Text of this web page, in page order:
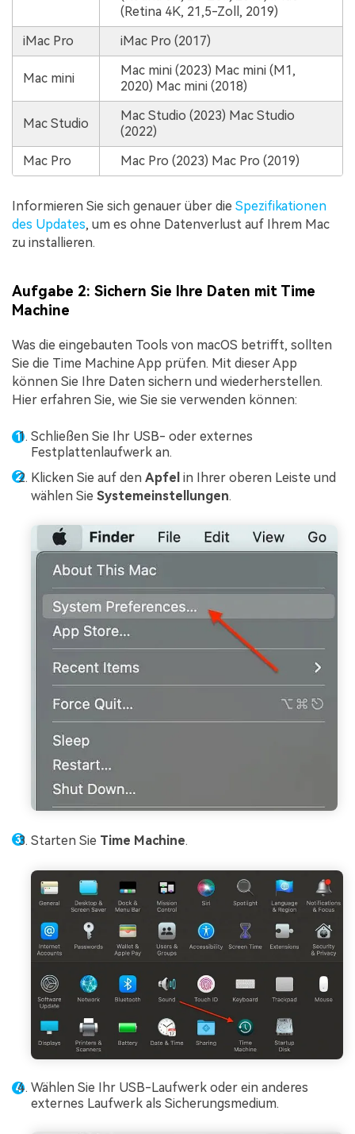
(Retina 4K, 21,5-Zoll, 2019)
iMac Pro
iMac Pro (2017)
Mac mini
Mac mini (2023) Mac mini (M1,
2020) Mac mini (2018)
Mac Studio
Mac Studio (2023) Mac Studio
(2022)
Mac Pro
Mac Pro (2023) Mac Pro (2019)
Informieren Sie sich genauer über die Spezifikationen
des Updates, um es ohne Datenverlust auf Ihrem Mac
zu installieren.
Aufgabe 2: Sichern Sie Ihre Daten mit Time
Machine
Was die eingebauten Tools von macOS betrifft, sollten
Sie die Time Machine App prüfen. Mit dieser App
können Sie Ihre Daten sichern und wiederherstellen.
Hier erfahren Sie, wie Sie sie verwenden können:
Schließen Sie Ihr USB- oder externes
Festplattenlaufwerk an.
Klicken Sie auf den Apfel in Ihrer oberen Leiste und
wählen Sie Systemeinstellungen.
Starten Sie Time Machine.
Wählen Sie Ihr USB-Laufwerk oder ein anderes
externes Laufwerk als Sicherungsmedium.